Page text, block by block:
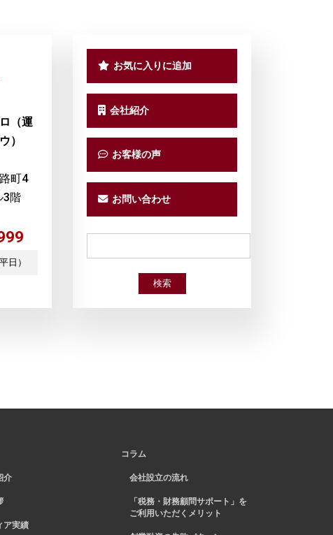
（運
）
町4
3階
日）
お気に入りに追加
会社紹介
お客様の声
お問い合わせ
検索
介
ア実績
コラム
会社設立の流れ
「税務・財務顧問サポート」を
ご利用いただくメリット